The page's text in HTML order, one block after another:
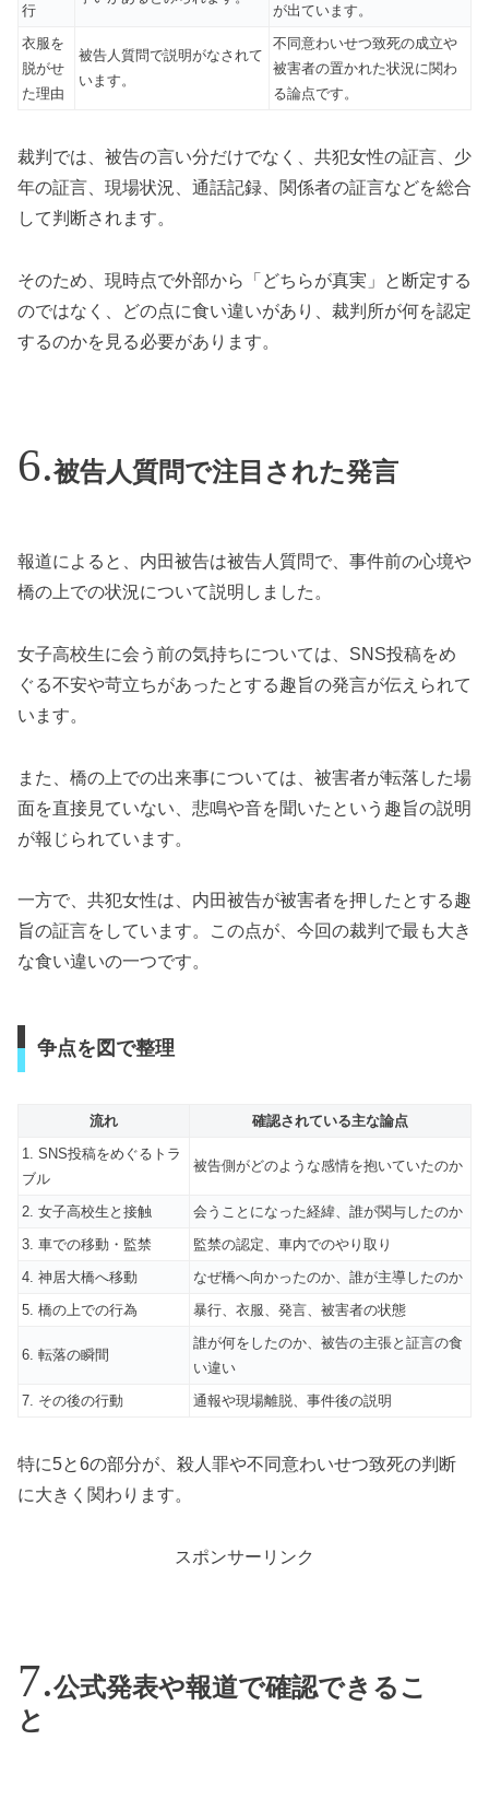
行
が出ています。
衣服を
脱がせ
た理由
被告人質問で説明がなされて
います。
不同意わいせつ致死の成立や
被害者の置かれた状況に関わ
る論点です。
裁判では、被告の言い分だけでなく、共犯女性の証言、少
年の証言、現場状況、通話記録、関係者の証言などを総合
して判断されます。
そのため、現時点で外部から「どちらが真実」と断定する
のではなく、どの点に食い違いがあり、裁判所が何を認定
するのかを見る必要があります。
被告人質問で注目された発言
報道によると、内田被告は被告人質問で、事件前の心境や
橋の上での状況について説明しました。
女子高校生に会う前の気持ちについては、SNS投稿をめ
ぐる不安や苛立ちがあったとする趣旨の発言が伝えられて
います。
また、橋の上での出来事については、被害者が転落した場
面を直接見ていない、悲鳴や音を聞いたという趣旨の説明
が報じられています。
一方で、共犯女性は、内田被告が被害者を押したとする趣
旨の証言をしています。この点が、今回の裁判で最も大き
な食い違いの一つです。
争点を図で整理
流れ
確認されている主な論点
1. SNS投稿をめぐるトラ
ブル
被告側がどのような感情を抱いていたのか
2. 女子高校生と接触
会うことになった経緯、誰が関与したのか
3. 車での移動・監禁
監禁の認定、車内でのやり取り
4. 神居大橋へ移動
なぜ橋へ向かったのか、誰が主導したのか
5. 橋の上での行為
暴行、衣服、発言、被害者の状態
6. 転落の瞬間
誰が何をしたのか、被告の主張と証言の食
い違い
7. その後の行動
通報や現場離脱、事件後の説明
特に5と6の部分が、殺人罪や不同意わいせつ致死の判断
に大きく関わります。
スポンサーリンク
公式発表や報道で確認できるこ
と